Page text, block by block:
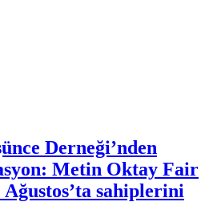
Derneği’nden
Metin Oktay Fair
sahiplerini